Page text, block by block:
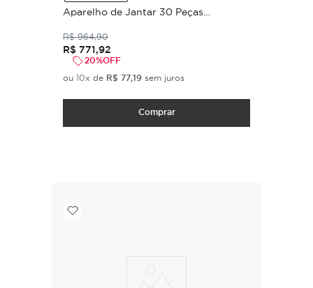
Aparelho de Jantar 30 Peças
R$ 964,90
R$ 771,92
20%OFF
ou 10x de R$ 77,19 sem juros
Comprar